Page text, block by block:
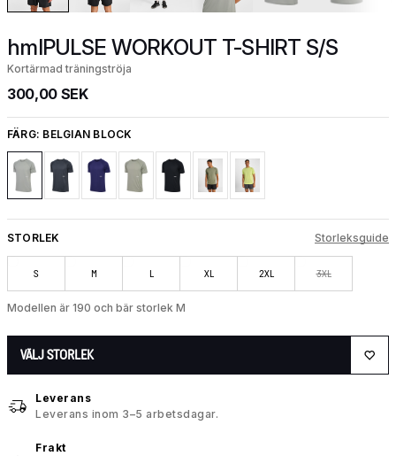
hmlPULSE WORKOUT T-SHIRT S/S
Kortärmad träningströja
300,00 SEK
FÄRG: BELGIAN BLOCK
STORLEK Storleksguide
S M L XL 2XL 3XL
Modellen är 190 och bär storlek M
VÄLJ STORLEK
Leverans
Leverans inom 3–5 arbetsdagar.
Frakt